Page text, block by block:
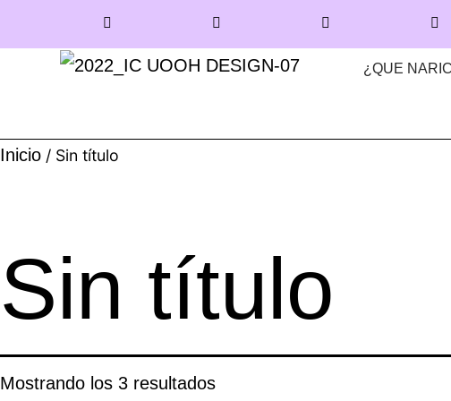
¿QUE
Inicio / Sin título
Sin título
Mostrando los 3 resultados